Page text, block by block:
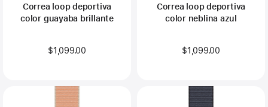
Correa loop deportiva
color guayaba brillante
$1,099.00
Correa loop deportiva
color neblina azul
$1,099.00